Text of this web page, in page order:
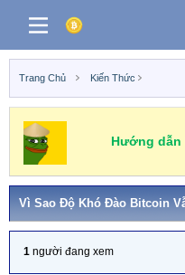
Trang Chủ Kiến Thức
Hướng dẫn
Vì Sao Độ Khó Đào Bitcoin
1 người đang xem